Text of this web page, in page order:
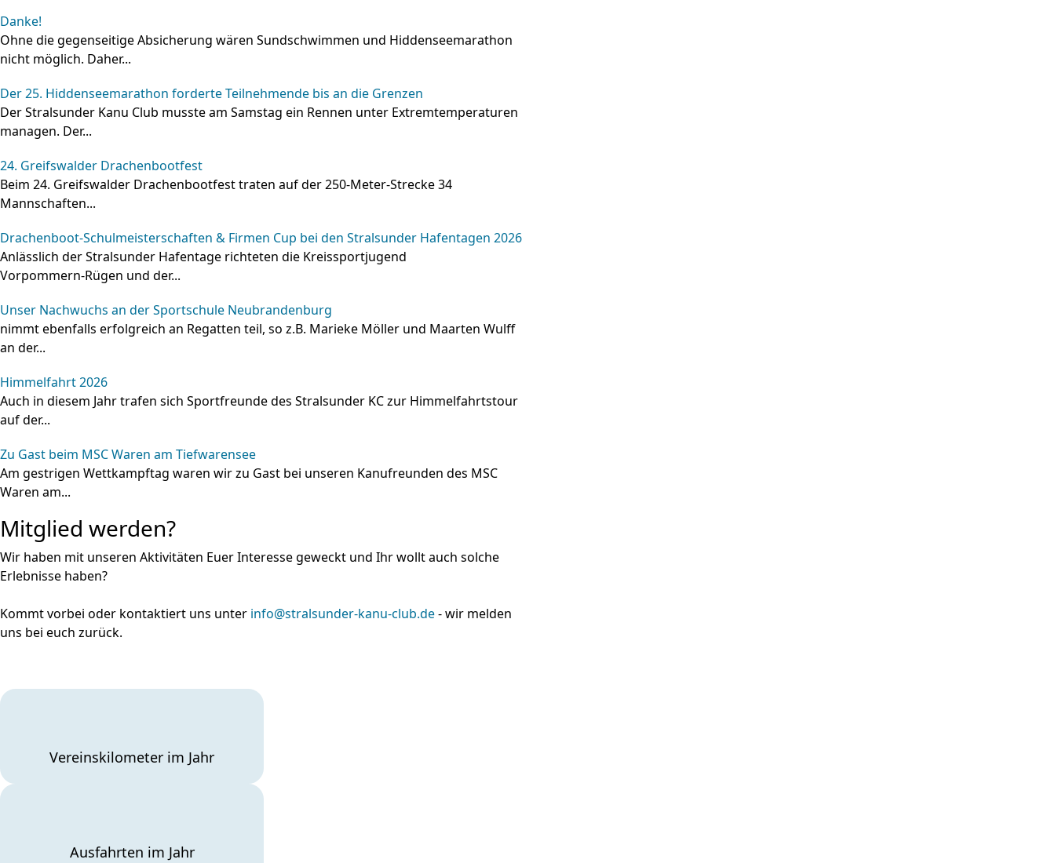
Danke!
Ohne die gegenseitige Absicherung wären Sundschwimmen und Hiddenseemarathon
nicht möglich. Daher...
Der 25. Hiddenseemarathon forderte Teilnehmende bis an die Grenzen
Der Stralsunder Kanu Club musste am Samstag ein Rennen unter Extremtemperaturen
managen. Der...
24. Greifswalder Drachenbootfest
Beim 24. Greifswalder Drachenbootfest traten auf der 250‑Meter‑Strecke 34
Mannschaften...
Drachenboot‑Schulmeisterschaften & Firmen Cup bei den Stralsunder Hafentagen 2026
Anlässlich der Stralsunder Hafentage richteten die Kreissportjugend
Vorpommern‑Rügen und der...
Unser Nachwuchs an der Sportschule Neubrandenburg
nimmt ebenfalls erfolgreich an Regatten teil, so z.B. Marieke Möller und Maarten Wulff
an der...
Himmelfahrt 2026
Auch in diesem Jahr trafen sich Sportfreunde des Stralsunder KC zur Himmelfahrtstour
auf der...
Zu Gast beim MSC Waren am Tiefwarensee
Am gestrigen Wettkampftag waren wir zu Gast bei unseren Kanufreunden des MSC
Waren am...
Mitglied werden?
Wir haben mit unseren Aktivitäten Euer Interesse geweckt und Ihr wollt auch solche
Erlebnisse haben?
Kommt vorbei oder kontaktiert uns unter info@stralsunder-kanu-club.de- wir melden
uns bei euch zurück.
Vereinskilometer im Jahr
Ausfahrten im Jahr